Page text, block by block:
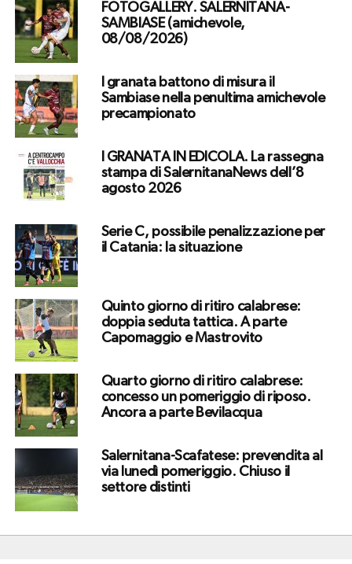
FOTOGALLERY. SALERNITANA-
SAMBIASE (amichevole,
08/08/2026)
I granata battono di misura il
Sambiase nella penultima amichevole
precampionato
I GRANATA IN EDICOLA. La rassegna
stampa di SalernitanaNews dell’8
agosto 2026
Serie C, possibile penalizzazione per
il Catania: la situazione
Quinto giorno di ritiro calabrese:
doppia seduta tattica. A parte
Capomaggio e Mastrovito
Quarto giorno di ritiro calabrese:
concesso un pomeriggio di riposo.
Ancora a parte Bevilacqua
Salernitana-Scafatese: prevendita al
via lunedì pomeriggio. Chiuso il
settore distinti